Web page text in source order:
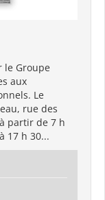
le Groupe
aux
Le
rue des
partir de 7 h
17 h 30...